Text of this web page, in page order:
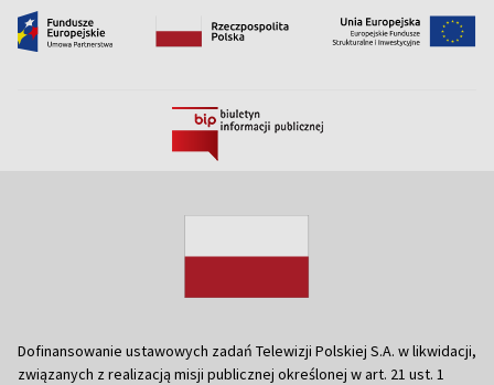
Dofinansowanie ustawowych zadań Telewizji Polskiej S.A. w likwidacji,
związanych z realizacją misji publicznej określonej w art. 21 ust. 1